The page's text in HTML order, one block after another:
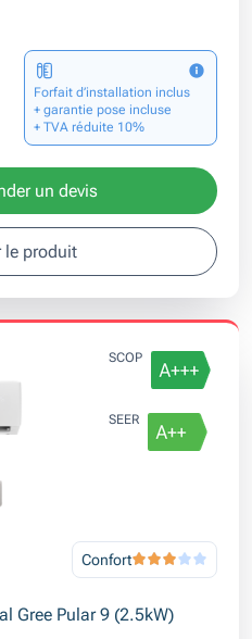
Forfait d’installation inclus
+ garantie pose incluse
+ TVA réduite 10%
un devis
le produit
SCOP
SEER
Confort
Gree Pular 9 (2.5kW)